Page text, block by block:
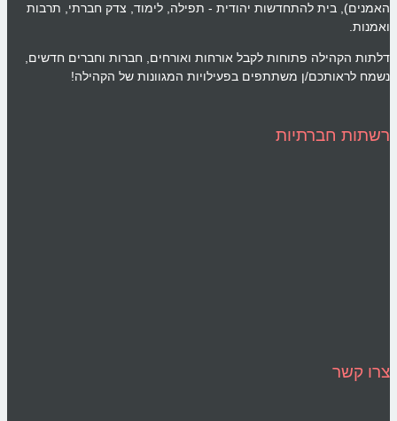
האמנים), בית להתחדשות יהודית - תפילה, לימוד, צדק חברתי, תרבות
ואמנות.
דלתות הקהילה פתוחות לקבל אורחות ואורחים, חברות וחברים חדשים,
נשמח לראותכם/ן משתתפים בפעילויות המגוונות של הקהילה!
רשתות חברתיות
צרו קשר